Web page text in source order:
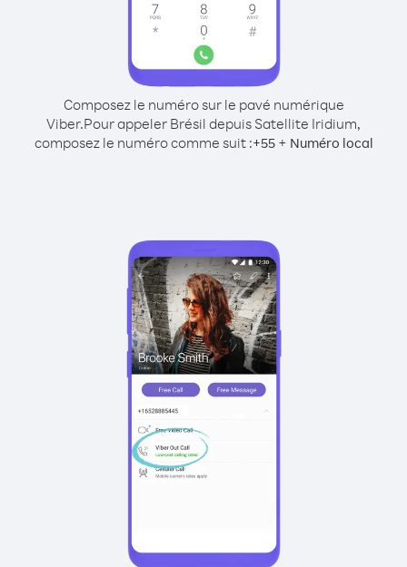
Composez le numéro sur le pavé numérique
Viber.Pour appeler Brésil depuis Satellite Iridium,
composez le numéro comme suit :+55+ Numéro local